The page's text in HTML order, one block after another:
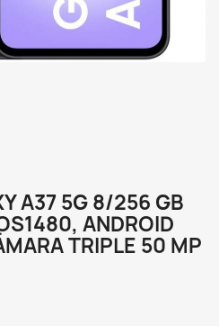
A37 5G 8/256 GB
ANDROID
TRIPLE 50 MP